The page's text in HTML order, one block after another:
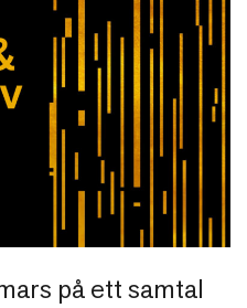
på ett samtal